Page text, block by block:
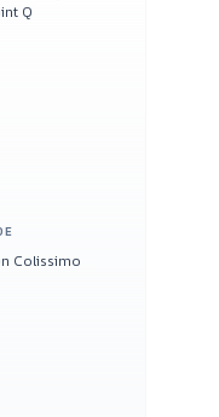
Q
Colissimo